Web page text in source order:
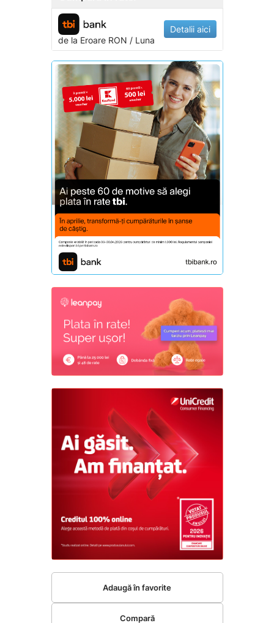
de la EroareRON / Luna
Detalii aici
Adaugă în favorite
Compară